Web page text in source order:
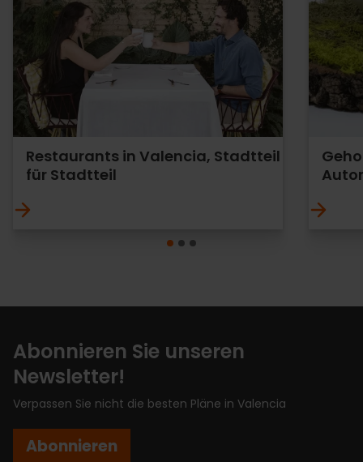
Restaurants in Valencia, Stadtteil
für Stadtteil
Abonnieren Sie unseren
Newsletter!
Verpassen Sie nicht die besten Pläne in Valencia
Abonnieren